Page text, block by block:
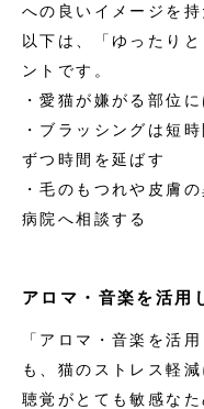
への良いイメージを持
以下は、「ゆったり
ントです。
・愛猫が嫌がる部位
・ブラッシングは短
ずつ時間を延ばす
・毛のもつれや皮膚
病院へ相談する
アロマ・音楽を活用
「アロマ・音楽を活
も、猫のストレス軽
聴覚がとても敏感な